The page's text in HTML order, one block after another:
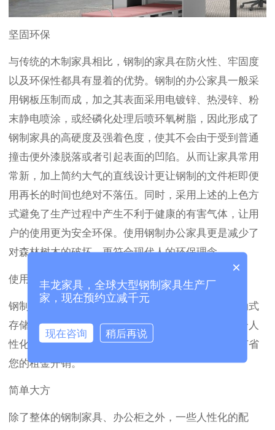
坚固环保
与传统的木制家具相比，钢制的家具在防火性、牢固度
以及环保性都具有显着的优势。钢制的办公家具一般采
用钢板压制而成，加之其表面采用电镀锌、热浸锌、粉
末静电喷涂，或经磷化处理后喷环氧树脂，因此形成了
钢制家具的高硬度及强着色度，使其不会由于受到普通
撞击便外漆脱落或者引起表面的凹陷。从而让家具常用
常新，加上简约大气的直线设计更让钢制的文件柜即便
用再长的时间也绝对不落伍。同时，采用上述的上色方
式避免了生产过程中产生不利于健康的有害气体，让用
户的使用更为安全环保。使用钢制办公家具更是减少了
对森林树木的破坏，更符合现代人的环保理念。
使用便捷
钢制家具系列总体来说均为轻型、简洁、经济的移动式
存储设备。利用现代的加工设计方式方法，更加符合人
性化。他们可以以最大储存效率来减少场地运用，节省
您的租金开销。
简单大方
除了整体的钢制家具、办公柜之外，一些人性化的配
×
丰龙家具，全球大型钢制家具生产厂
家，现在预约立减千元
现在咨询 稍后再说